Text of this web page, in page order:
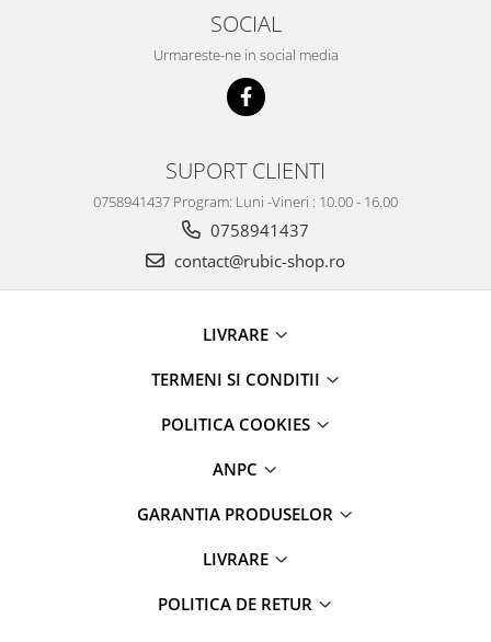
SOCIAL
Urmareste-ne in social media
SUPORT CLIENTI
0758941437 Program: Luni -Vineri : 10.00 - 16.00
0758941437
contact@rubic-shop.ro
LIVRARE
TERMENI SI CONDITII
POLITICA COOKIES
ANPC
GARANTIA PRODUSELOR
LIVRARE
POLITICA DE RETUR